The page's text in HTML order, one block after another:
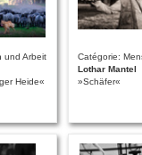
und Arbeit
Heide«
Catégorie:
Lothar Mantel
»Schäfer«